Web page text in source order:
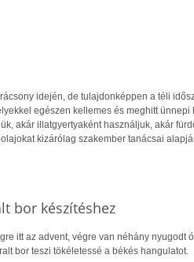
idején, de tulajdonképpen a téli
egészen kellemes és meghitt
akár illatgyertyaként használjuk, akár
kizárólag szakember tanácsai
bor készítéshez
itt az advent, végre van néhány nyugodt
bor teszi tökéletessé a békés hangulatot.